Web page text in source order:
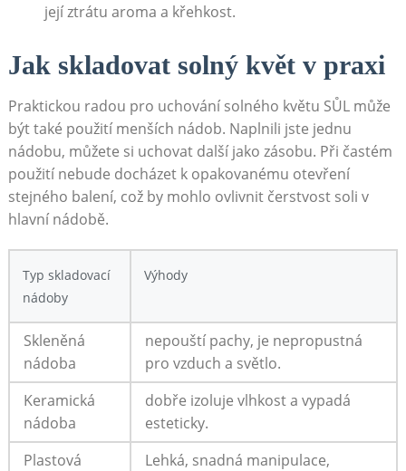
její ztrátu aroma a křehkost.
Jak skladovat solný květ⁢ v praxi
Praktickou ⁢radou ‍pro uchování​ solného květu SŮL může
⁣být také použití menších nádob. Naplnili ⁢jste jednu
nádobu, můžete si uchovat další‍ jako zásobu. Při častém
použití nebude docházet k opakovanému otevření
stejného balení, ‍což by mohlo ‍ovlivnit čerstvost soli v
hlavní nádobě.
Typ skladovací
nádoby
Výhody
Skleněná
nádoba
nepouští pachy, je nepropustná
pro vzduch a světlo.
Keramická
nádoba
dobře⁤ izoluje vlhkost a vypadá
esteticky.
Plastová
Lehká, snadná manipulace,